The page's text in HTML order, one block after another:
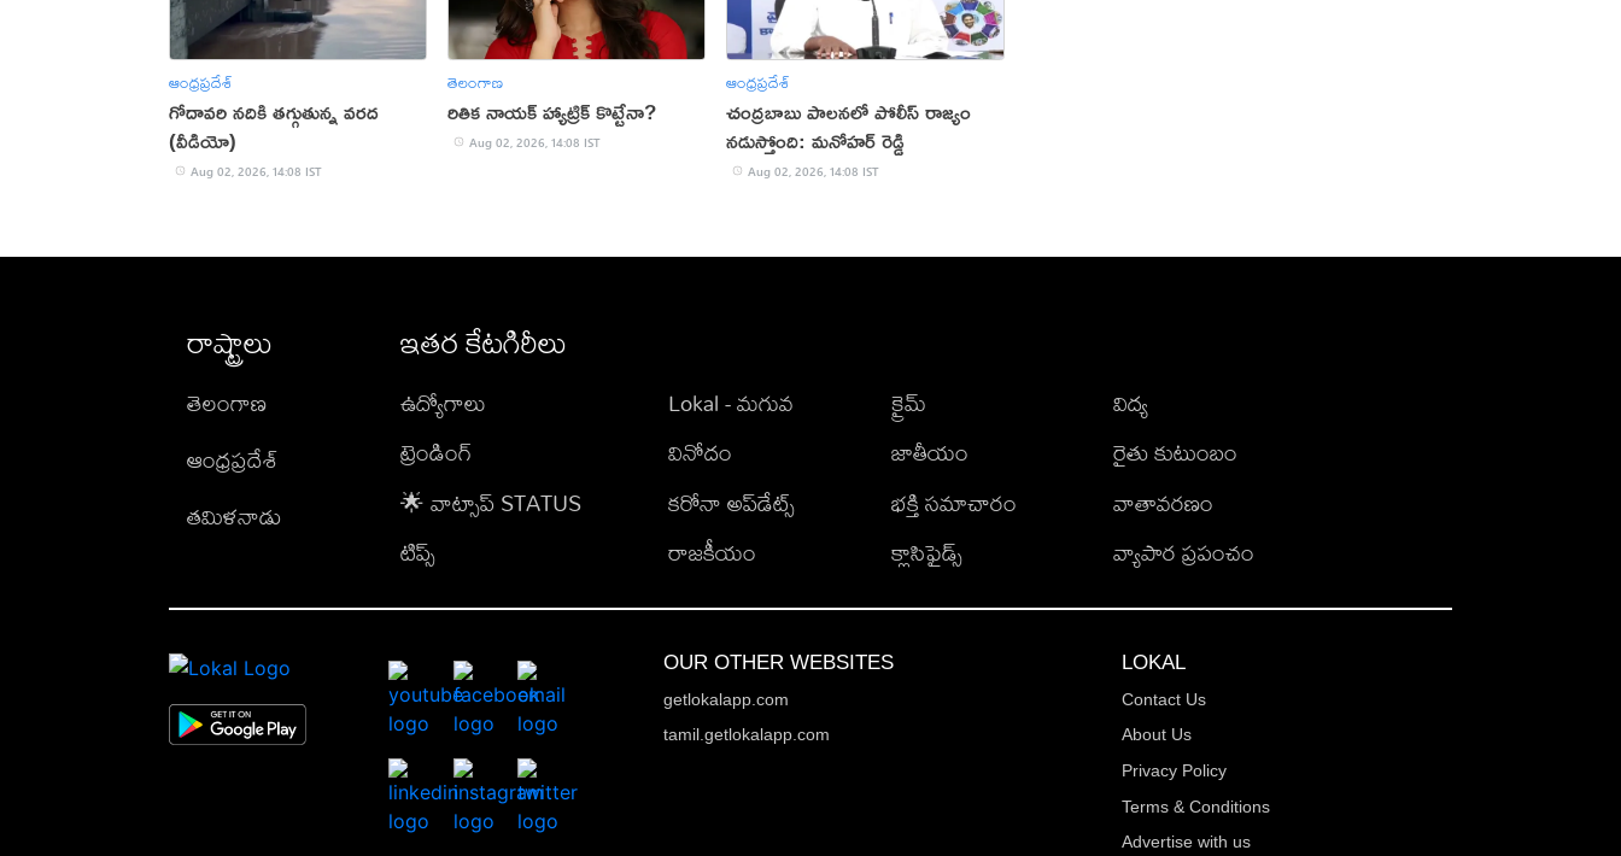
ఆంధ్రప్రదేశ్
గోదావరి నదికి తగ్గుతున్న వరద
(వీడియో)
Aug 02, 2026, 14:08 IST
తెలంగాణ
రితిక నాయక్ హ్యాట్రిక్ కొట్టేనా?
Aug 02, 2026, 14:08 IST
ఆంధ్రప్రదేశ్
చంద్రబాబు పాలనలో పోలీస్ రాజ్యం
నడుస్తోంది: మనోహర్ రెడ్డి
Aug 02, 2026, 14:08 IST
రాష్ట్రాలు
తెలంగాణ
ఆంధ్రప్రదేశ్
తమిళనాడు
ఇతర కేటగిరీలు
ఉద్యోగాలు
ట్రెండింగ్
🌟 వాట్సాప్ STATUS
టిప్స్
Lokal - మగువ
వినోదం
కరోనా అప్‌డేట్స్
రాజకీయం
క్రైమ్
జాతీయం
భక్తి సమాచారం
క్లాసిఫైడ్స్
విద్య
రైతు కుటుంబం
వాతావరణం
వ్యాపార ప్రపంచం
OUR OTHER WEBSITES
getlokalapp.com
tamil.getlokalapp.com
LOKAL
Contact Us
About Us
Privacy Policy
Terms & Conditions
Advertise with us